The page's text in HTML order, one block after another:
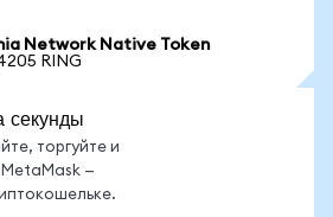
Network Native Token
RING
секунды
торгуйте и
—